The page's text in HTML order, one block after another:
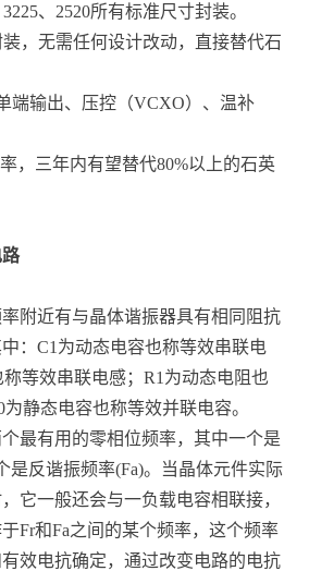
、2520所有标准尺寸封装。
，无需任何设计改动，直接替代石
端输出、压控（VCXO）、温补
，三年内有望替代80%以上的石英
率附近有与晶体谐振器具有相同阻抗
：C1为动态电容也称等效串联电
等效串联电感；R1为动态电阻也
静态电容也称等效并联电容。
最有用的零相位频率，其中一个是
是反谐振频率(Fa)。当晶体元件实际
它一般还会与一负载电容相联接，
Fr和Fa之间的某个频率，这个频率
效电抗确定，通过改变电路的电抗